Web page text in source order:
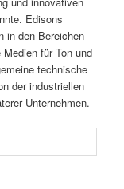
Edisons
in den Bereichen
für Ton und
technische
der industriellen
Unternehmen.